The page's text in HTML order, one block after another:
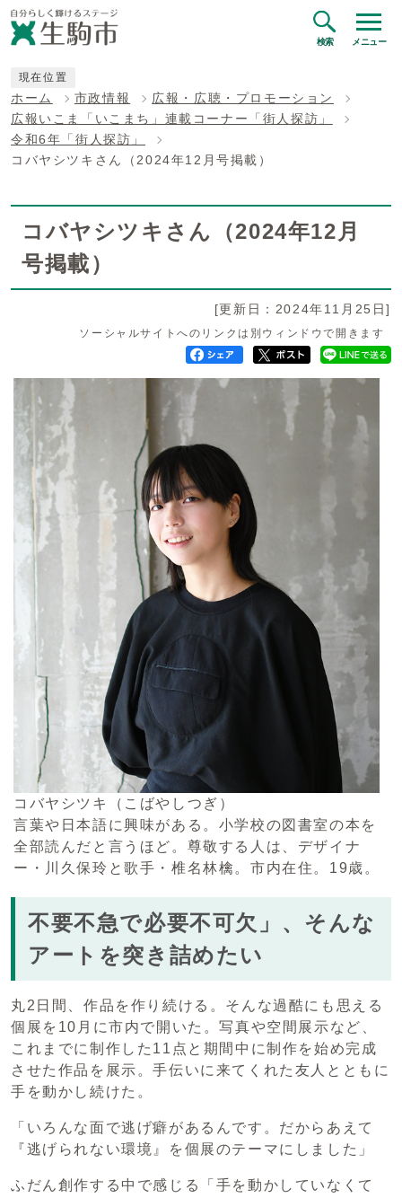
検索 メニュー
現在位置
ホーム 市政情報
広報・広聴・プロモーション
広報いこま「いこまち」連載コーナー「街人探訪」
令和6年「街人探訪」
コバヤシツキさん（2024年12月号掲載）
コバヤシツキさん（2024年12月
号掲載）
[更新日：2024年11月25日]
ソーシャルサイトへのリンクは別ウィンドウで開きます
コバヤシツキ（こばやしつぎ）
言葉や日本語に興味がある。小学校の図書室の本を
全部読んだと言うほど。尊敬する人は、デザイナ
ー・川久保玲と歌手・椎名林檎。市内在住。19歳。
不要不急で必要不可欠」、そんな
アートを突き詰めたい
丸2日間、作品を作り続ける。そんな過酷にも思える
個展を10月に市内で開いた。写真や空間展示など、
これまでに制作した11点と期間中に制作を始め完成
させた作品を展示。手伝いに来てくれた友人とともに
手を動かし続けた。
「いろんな面で逃げ癖があるんです。だからあえて
『逃げられない環境』を個展のテーマにしました」
ふだん創作する中で感じる「手を動かしていなくて